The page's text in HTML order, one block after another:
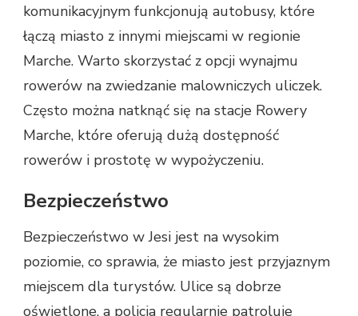
komunikacyjnym funkcjonują autobusy, które
łączą miasto z innymi miejscami w regionie
Marche. Warto skorzystać z opcji wynajmu
rowerów na zwiedzanie malowniczych uliczek.
Często można natknąć się na stacje Rowery
Marche, które oferują dużą dostępność
rowerów i prostotę w wypożyczeniu.
Bezpieczeństwo
Bezpieczeństwo w Jesi jest na wysokim
poziomie, co sprawia, że miasto jest przyjaznym
miejscem dla turystów. Ulice są dobrze
oświetlone, a policja regularnie patroluje